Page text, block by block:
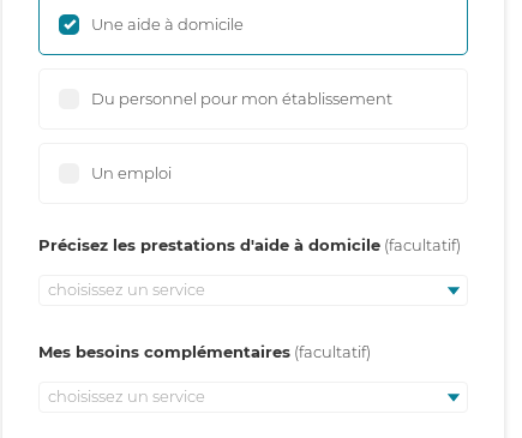
Une aide à domicile
Du personnel pour mon établissement
Un emploi
Précisez les prestations d'aide à domicile
choisissez un service
Mes besoins complémentaires
choisissez un service